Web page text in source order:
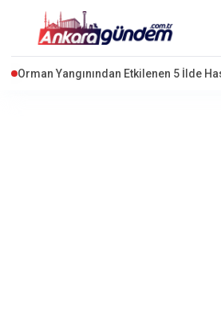
Ankara'da Yangın Dehşeti: 3 Ev